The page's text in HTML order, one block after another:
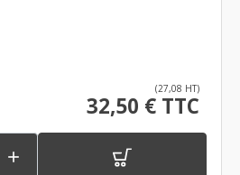
(27,08 HT)
32,50 € TTC
